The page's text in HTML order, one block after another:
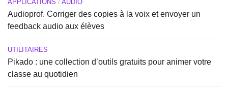
APPLICATIONS / AUDIO
Audioprof. Corriger des copies à la voix et envoyer un
feedback audio aux élèves
UTILITAIRES
Pikado : une collection d’outils gratuits pour animer votre
classe au quotidien